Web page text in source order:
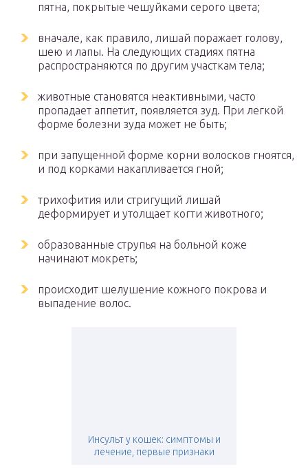
пятна, покрытые чешуйками серого цвета;
вначале, как правило, лишай поражает голову,
шею и лапы. На следующих стадиях пятна
распространяются по другим участкам тела;
животные становятся неактивными, часто
пропадает аппетит, появляется зуд. При легкой
форме болезни зуда может не быть;
при запущенной форме корни волосков гноятся,
и под корками накапливается гной;
трихофития или стригущий лишай
деформирует и утолщает когти животного;
образованные струпья на больной коже
начинают мокреть;
происходит шелушение кожного покрова и
выпадение волос.
Инсульт у кошек: симптомы и
лечение, первые признаки